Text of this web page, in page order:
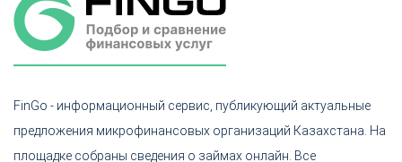
FinGo - информационный сервис, публикующий актуальные
предложения микрофинансовых организаций Казахстана. На
площадке собраны сведения о займах онлайн. Все